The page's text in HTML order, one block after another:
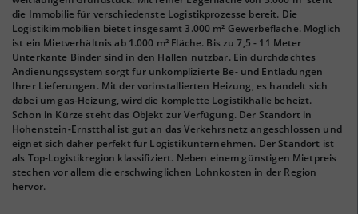
die Immobilie für verschiedenste Logistikprozesse bereit. Die
Logistikimmobilien bietet insgesamt 3.000 m² Gewerbefläche. Möglich
ist ein Mietverhältnis ab 1.000 m² Fläche. Bis zu 7,5 - 11 Meter
Unterkante Binder sind in den Hallen nutzbar. Ein durchdachtes
Andienungssystem sorgt für unkomplizierte Be- und Entladungen
Ihrer Lieferungen. Mit der vorinstallierten Heizung, es handelt sich
dabei um gas-Heizung, wird die komplette Logistikhalle beheizt.
Schon in Kürze steht das Objekt zur Verfügung. Der Standort in
Hohenstein-Ernstthal ist gut an das Verkehrsnetz angeschlossen und
eignet sich daher perfekt für Logistikunternehmen. Der Standort ist
als Top-Logistikregion klassifiziert. Neben einem günstigen Mietpreis
stechen vor allem die erschwinglichen Lohnkosten in der Region
hervor.